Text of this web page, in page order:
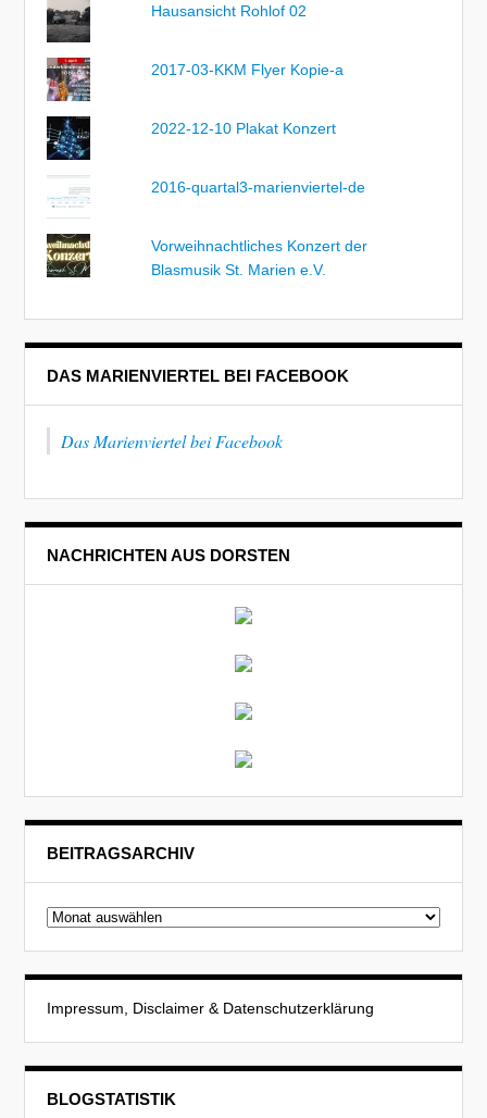
Hausansicht Rohlof 02
2017-03-KKM Flyer Kopie-a
2022-12-10 Plakat Konzert
2016-quartal3-marienviertel-de
Vorweihnachtliches Konzert der
Blasmusik St. Marien e.V.
DAS MARIENVIERTEL BEI FACEBOOK
Das Marienviertel bei Facebook
NACHRICHTEN AUS DORSTEN
BEITRAGSARCHIV
Beitragsarchiv
Impressum, Disclaimer & Datenschutzerklärung
BLOGSTATISTIK